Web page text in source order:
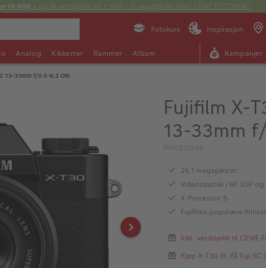
10 000,- og få verdisjekk på 1 500,- til veggbilder eller CEWE FOTOBOK!
Fotokurs Inspirasjon
Analog Kikkerter Rammer Album Kampanjer
13-33mm f/3.5-6.3 OIS
Fujifilm X-
13-33mm
PIM1272343
26,1 megapiksler
Videoopptak i 6K 30P og
X-Processor 5
Fujifilms populære
Inkl. verdisjekk til CEWE
Kjøp X-T30 III, få Fuji